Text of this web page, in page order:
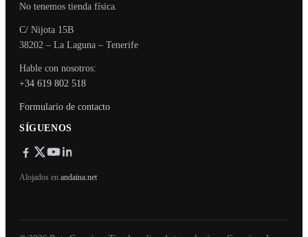
No tenemos tienda física.
C/ Nijota 15B
38202 – La Laguna – Tenerife
Hable con nosotros:
+34 619 802 518
Formulario de contacto
SÍGUENOS
Alojados en andaina.net